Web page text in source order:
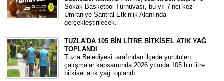
Sokak Basketbol Turnuvası, bu yıl 7’nci kez
Ümraniye Santral Etkinlik Alanı’nda
gerçekleştirilecek.
TUZLA'DA 105 BİN LİTRE BİTKİSEL ATIK YAĞ
TOPLANDI
Tuzla Belediyesi tarafından ilçede yürütülen
çalışmalar kapsamında 2026 yılında 105 bin litre
bitkisel atık yağ toplandı.